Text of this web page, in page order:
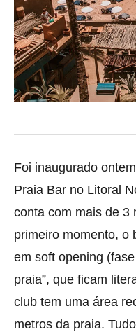
Foi inaugurado
Praia Bar no Litoral
conta com mais de 3
primeiro momento, o
em soft opening
praia”, que ficam
club tem uma área
metros da praia.